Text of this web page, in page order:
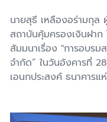
นายสุธี เหลืองอร่ามกุล
สถาบันคุ้มครองเงินฝาก
สัมมนาเรื่อง "การอบร
จำกัด” ในวันอังคารที่
เอนกประสงค์ ธนาคารแ